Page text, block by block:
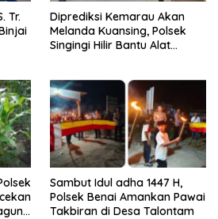
Tr.
Diprediksi Kemarau Akan
Melanda Kuansing, Polsek
Singingi Hilir Bantu Alat
Sambut Idul adha 1447 H,
Polsek Benai Amankan Pawai
Takbiran di Desa Talontam